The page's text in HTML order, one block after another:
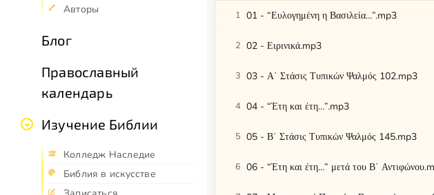
Авторы
Блог
Православный
календарь
Изучение Библии
Колледж Наследие
Библия в искусстве
1 01 - “Ευλογημένη η Βασιλεία…”.mp3
2 02 - Ειρινικά.mp3
3 03 - Α΄ Στάσις Τυπικών Ψαλμός 102.mp3
4 04 - “Έτη και έτη…”.mp3
5 05 - Β΄ Στάσις Τυπικών Ψαλμός 145.mp3
6 06 - “Έτη και έτη…” μετά του Β΄